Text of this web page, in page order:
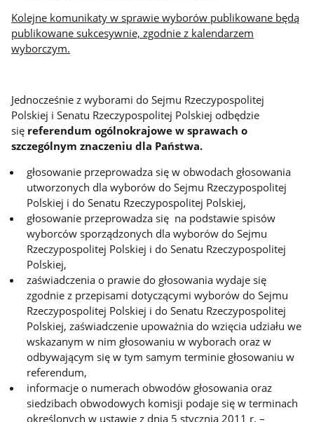
Kolejne komunikaty w sprawie wyborów publikowane będą
publikowane sukcesywnie, zgodnie z kalendarzem
wyborczym.
Jednocześnie z wyborami do Sejmu Rzeczypospolitej
Polskiej i Senatu Rzeczypospolitej Polskiej odbędzie
się referendum ogólnokrajowe w sprawach o
szczególnym znaczeniu dla Państwa.
głosowanie przeprowadza się w obwodach głosowania
utworzonych dla wyborów do Sejmu Rzeczypospolitej
Polskiej i do Senatu Rzeczypospolitej Polskiej,
głosowanie przeprowadza się na podstawie spisów
wyborców sporządzonych dla wyborów do Sejmu
Rzeczypospolitej Polskiej i do Senatu Rzeczypospolitej
Polskiej,
zaświadczenia o prawie do głosowania wydaje się
zgodnie z przepisami dotyczącymi wyborów do Sejmu
Rzeczypospolitej Polskiej i do Senatu Rzeczypospolitej
Polskiej, zaświadczenie upoważnia do wzięcia udziału we
wskazanym w nim głosowaniu w wyborach oraz w
odbywającym się w tym samym terminie głosowaniu w
referendum,
informacje o numerach obwodów głosowania oraz
siedzibach obwodowych komisji podaje się w terminach
określonych w ustawie z dnia 5 stycznia 2011 r. –